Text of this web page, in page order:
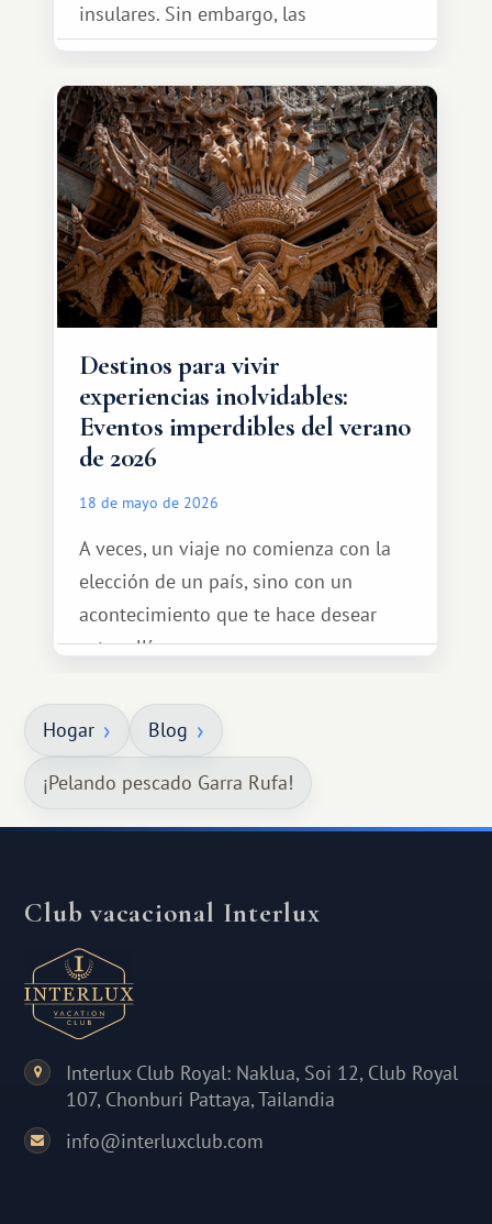
insulares. Sin embargo, las
oportunidades que ofrece el sistema
de intercambio son mucho más
amplias. Entre ellas se encuentra
África, un continente que ofrece una
experiencia de viaje completamente
diferente.
Destinos para vivir
experiencias inolvidables:
Eventos imperdibles del verano
de 2026
18 de mayo de 2026
A veces, un viaje no comienza con la
elección de un país, sino con un
acontecimiento que te hace desear
estar allí...
Hogar Blog
¡Pelando pescado Garra Rufa!
Club vacacional Interlux
Interlux Club Royal: Naklua, Soi 12, Club Royal
107, Chonburi Pattaya, Tailandia
info@interluxclub.com